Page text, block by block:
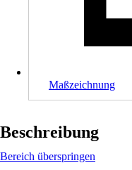
Maßzeichnung
Beschreibung
Bereich überspringen